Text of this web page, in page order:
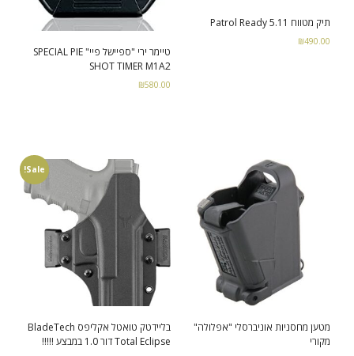
תיק מטווח Patrol Ready 5.11
₪490.00
טיימר ירי "ספיישל פיי" SPECIAL PIE
SHOT TIMER M1A2
₪580.00
מטען מחסניות אוניברסלי "אפלולה"
מקורי
Sale!
בליידטק טואטל אקליפס BladeTech
Total Eclipse דור 1.0 במבצע !!!!!